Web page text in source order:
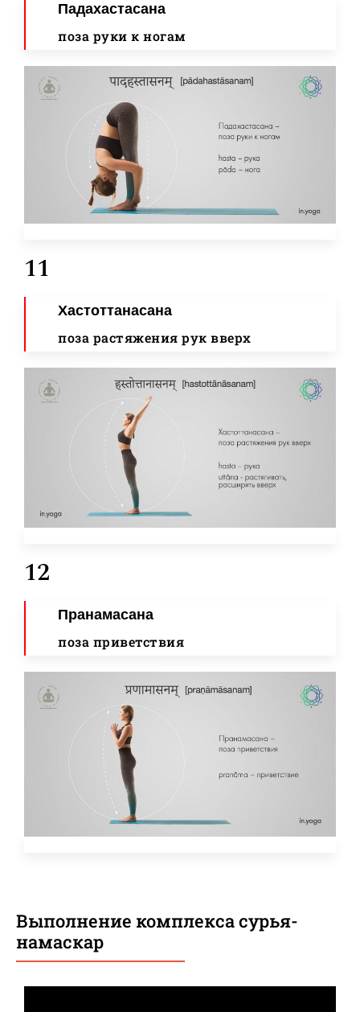
Падахастасана
поза руки к ногам
11
Хастоттанасана
поза растяжения рук вверх
12
Пранамасана
поза приветствия
Выполнение комплекса сурья-
намаскар